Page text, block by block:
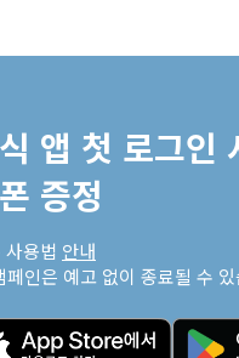
앱 첫 로그인
증정
사용법 안내
인은 예고 없이 종료될 수 있